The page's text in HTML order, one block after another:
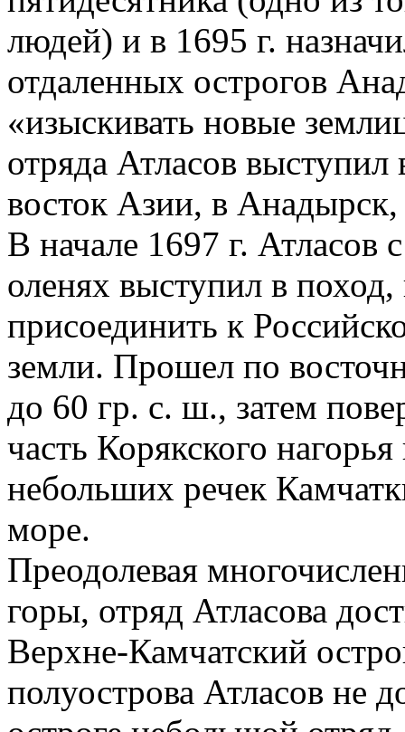
людей) и в 1695 г.
отдаленных острогов
«изыскивать новые
отряда Атласов
восток Азии, в Анадырск,
В начале 1697 г. Атласов
оленях выступил в
присоединить к
земли. Прошел по
до 60 гр. с. ш., затем
часть Корякского
небольших речек
море.
Преодолевая
горы, отряд Атласова
Верхне-Камчатский
полуострова Атласов не